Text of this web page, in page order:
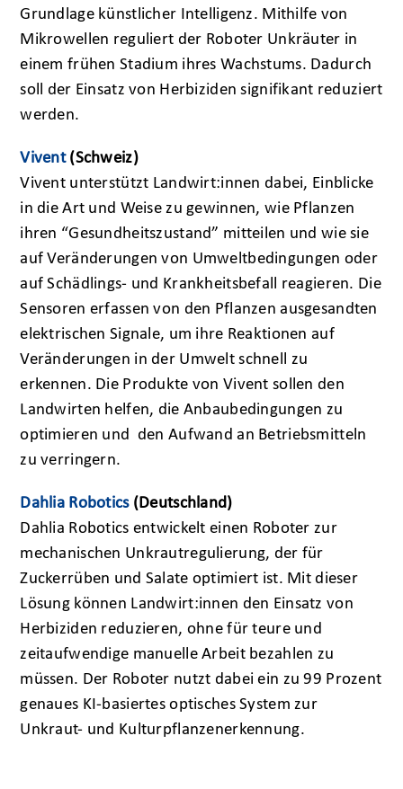
Grundlage künstlicher Intelligenz. Mithilfe von
Mikrowellen reguliert der Roboter Unkräuter in
einem frühen Stadium ihres Wachstums. Dadurch
soll der Einsatz von Herbiziden signifikant reduziert
werden.
Vivent (Schweiz)
Vivent unterstützt Landwirt:innen dabei, Einblicke
in die Art und Weise zu gewinnen, wie Pflanzen
ihren “Gesundheitszustand” mitteilen und wie sie
auf Veränderungen von Umweltbedingungen oder
auf Schädlings- und Krankheitsbefall reagieren. Die
Sensoren erfassen von den Pflanzen ausgesandten
elektrischen Signale, um ihre Reaktionen auf
Veränderungen in der Umwelt schnell zu
erkennen. Die Produkte von Vivent sollen den
Landwirten helfen, die Anbaubedingungen zu
optimieren und den Aufwand an Betriebsmitteln
zu verringern.
Dahlia Robotics(Deutschland)
Dahlia Robotics entwickelt einen Roboter zur
mechanischen Unkrautregulierung, der für
Zuckerrüben und Salate optimiert ist. Mit dieser
Lösung können Landwirt:innen den Einsatz von
Herbiziden reduzieren, ohne für teure und
zeitaufwendige manuelle Arbeit bezahlen zu
müssen. Der Roboter nutzt dabei ein zu 99 Prozent
genaues KI-basiertes optisches System zur
Unkraut- und Kulturpflanzenerkennung.